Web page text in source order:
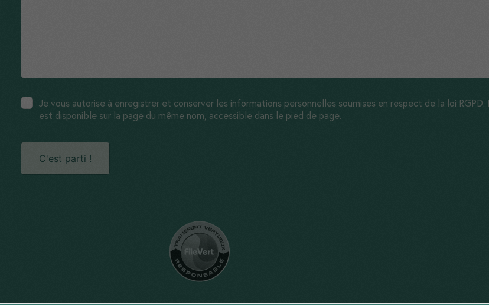
Je vous autorise à enregistrer et conserver les informations personnelles soumises en respect de la loi
est disponible sur la page du même nom, accessible dans le pied de page.
C'est parti !
vous nous